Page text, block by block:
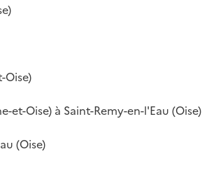
Oise)
et-Oise) à Saint-Remy-en-l'Eau (Oise)
(Oise)